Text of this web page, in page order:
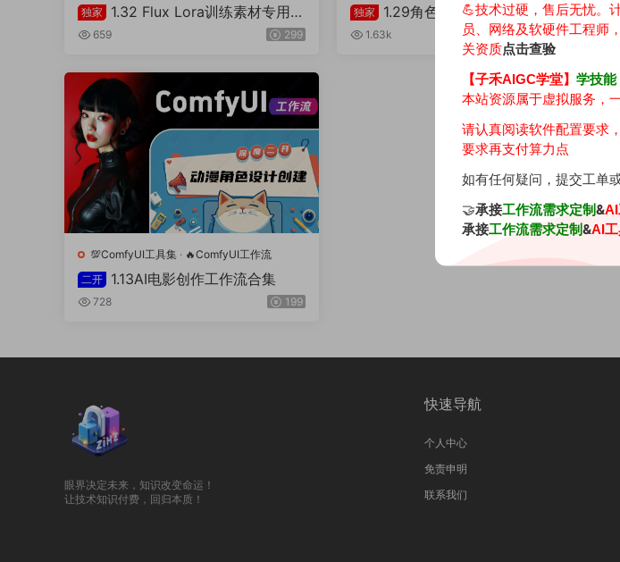
独家
1.32 Flux Lora训练素材专用工
作流(二次开发）
659 299
独家
1.29角色一致性F1.Lora训练素
材生成工作流(自主二开)
1.63k 299
💯ComfyUI工具集 · 🔥ComfyUI工作流
二开
1.13AI电影创作工作流合集
728 199
眼界决定未来，知识改变命运！
让技术知识付费，回归本质！
快速导航
个人中心
免责申明
联系我们
💪技术过硬，售后无忧。
员、网络及软硬件工程师
关资质点击查验
【子禾AIGC学堂】 学技能
本站资源属于虚拟服务，
请认真阅读软件配置要求
要求再支付算力点
如有任何疑问，提交工单
🤝承接工作流需求定制&
承接工作流需求定制&AI